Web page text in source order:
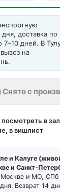
доставка по
7–10 дней. В
на
Снято с
в
в вишлист
и Калуге
и Санкт-
Москве и МО,
Возврат 14